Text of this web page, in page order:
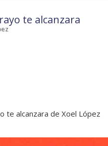
te alcanzara
te alcanzara de Xoel López